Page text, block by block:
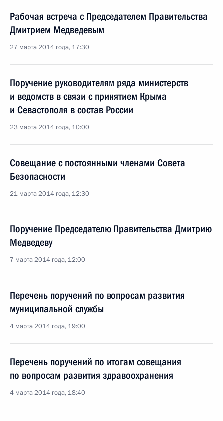
Рабочая встреча с Председателем Правительства
Дмитрием Медведевым
27 марта 2014 года, 17:30
Поручение руководителям ряда министерств
и ведомств в связи с принятием Крыма
и Севастополя в состав России
23 марта 2014 года, 10:00
Совещание с постоянными членами Совета
Безопасности
21 марта 2014 года, 12:30
Поручение Председателю Правительства Дмитрию
Медведеву
7 марта 2014 года, 12:00
Перечень поручений по вопросам развития
муниципальной службы
4 марта 2014 года, 19:00
Перечень поручений по итогам совещания
по вопросам развития здравоохранения
4 марта 2014 года, 18:40